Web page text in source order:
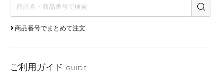
商品番号でまとめて注文
ご利用ガイド GUIDE